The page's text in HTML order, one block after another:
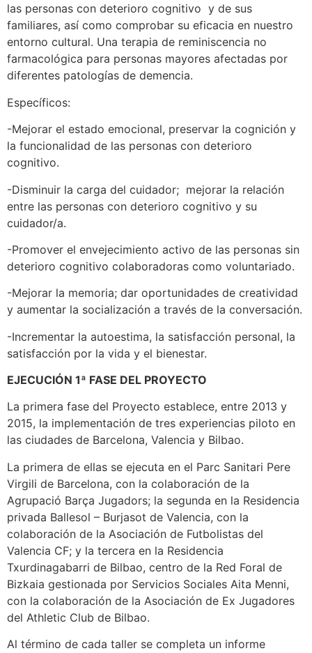
las personas con deterioro cognitivo y de sus
familiares, así como comprobar su eficacia en nuestro
entorno cultural. Una terapia de reminiscencia no
farmacológica para personas mayores afectadas por
diferentes patologías de demencia.
Específicos:
-Mejorar el estado emocional, preservar la cognición y
la funcionalidad de las personas con deterioro
cognitivo.
-Disminuir la carga del cuidador; mejorar la relación
entre las personas con deterioro cognitivo y su
cuidador/a.
-Promover el envejecimiento activo de las personas sin
deterioro cognitivo colaboradoras como voluntariado.
-Mejorar la memoria; dar oportunidades de creatividad
y aumentar la socialización a través de la conversación.
-Incrementar la autoestima, la satisfacción personal, la
satisfacción por la vida y el bienestar.
EJECUCIÓN 1ª FASE DEL PROYECTO
La primera fase del Proyecto establece, entre 2013 y
2015, la implementación de tres experiencias piloto en
las ciudades de Barcelona, Valencia y Bilbao.
La primera de ellas se ejecuta en el Parc Sanitari Pere
Virgili de Barcelona, con la colaboración de la
Agrupació Barça Jugadors; la segunda en la Residencia
privada Ballesol – Burjasot de Valencia, con la
colaboración de la Asociación de Futbolistas del
Valencia CF; y la tercera en la Residencia
Txurdinagabarri de Bilbao, centro de la Red Foral de
Bizkaia gestionada por Servicios Sociales Aita Menni,
con la colaboración de la Asociación de Ex Jugadores
del Athletic Club de Bilbao.
Al término de cada taller se completa un informe